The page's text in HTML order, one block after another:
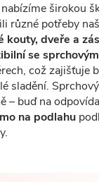
širokou
různé potřeby
kouty, dveře a
se
což zajišťuje
sladění.
– buď na
na podlahu